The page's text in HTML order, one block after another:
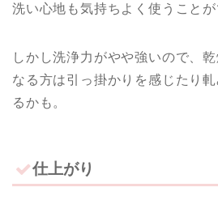
洗い心地も気持ちよく使うことが
しかし洗浄力がやや強いので、
なる方は引っ掛かりを感じたり
るかも。
仕上がり